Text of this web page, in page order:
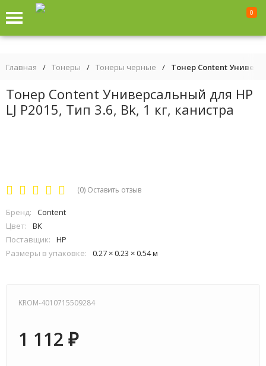
0
Главная / Тонеры / Тонеры черные / Тонер Content
Тонер Content Универсальный для HP
LJ P2015, Тип 3.6, Bk, 1 кг, канистра
(0) Оставить отзыв
Бренд:
Content
Цвет:
BK
Поставщик:
HP
Размеры в упаковке:
0.27 × 0.23 × 0.54 м
KROM-4010715509284
1 112 ₽